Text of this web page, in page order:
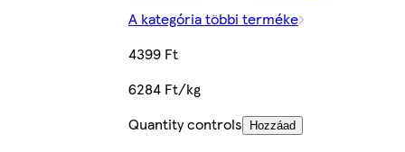
A kategória többi terméke
4399 Ft
6284 Ft/kg
Quantity controls
Hozzáad